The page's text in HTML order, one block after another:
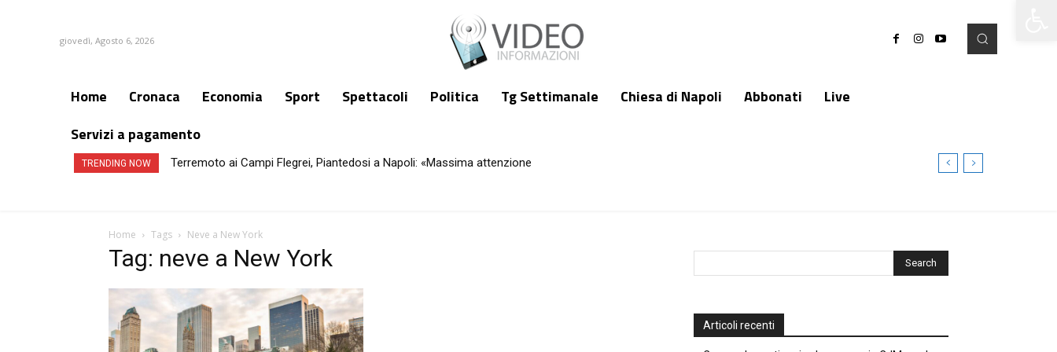
giovedì, Agosto 6, 2026
Home Cronaca Economia Sport Spettacoli Politica Tg Settimanale Chiesa di Napoli Abbonati
Live
Servizi a pagamento
TRENDING NOW Terremoto ai Campi Flegrei, Piantedosi a Napoli: «Massima attenzione
Home Tags Neve a New York
Tag: neve a New York
Articoli recenti